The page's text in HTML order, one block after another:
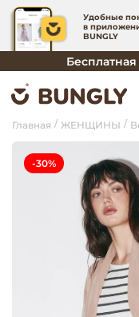
Удобные
в
BUNGLY
Главная ЖЕНЩИНЫ
-30%